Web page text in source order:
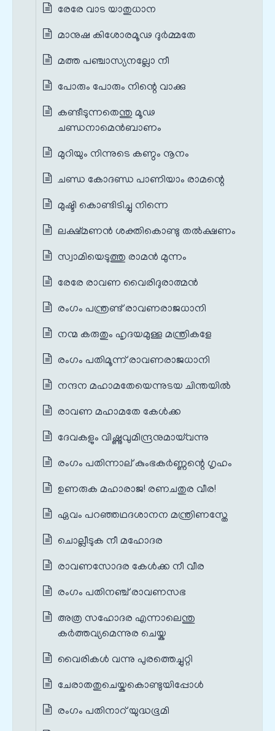
രേരേ വാട യാതുധാന
മാനുഷ കിശോരമൂഢ ദുര്‍മ്മതേ
മത്ത പഞ്ചാസ്യനല്ലോ നീ
പോരും പോരും നിന്റെ വാക്കു
കണ്ടീടുന്നതെന്തു മൂഢ
ചണ്ഡനാമെന്‍ബാണം
മുറിയും നിന്നുടെ കണ്ഠം നൂനം
ചണ്ഡ കോദണ്ഡ പാണിയാം രാമന്റെ
മുഷ്ടി കൊണ്ടിടിച്ചു നിന്നെ
ലക്ഷ്മണൻ ശക്തികൊണ്ടു തൽക്ഷണം
സ്വാമിയെടുത്തു രാമൻ മുന്നം
രേരേ രാവണ വൈരിദുരാത്മൻ
രംഗം പന്ത്രണ്ട് രാവണരാജധാനി
നന്മ കരുതും ഹൃദയമുള്ള മന്ത്രികളേ
രംഗം പതിമൂന്ന് രാവണരാജധാനി
നന്ദന മഹാമതേയെന്നുടയ ചിന്തയിൽ
രാവണ മഹാമതേ കേൾക്ക
ദേവകളും വിഷ്ണുവുമിന്ദ്രനുമായ്‌വന്നു
രംഗം പതിന്നാല് കുംഭകർണ്ണന്റെ ഗൃഹം
ഉണരുക മഹാരാജ! രണചതുര വീര!
ഏവം പറഞ്ഞഥദശാനന മന്ത്രിണസ്തേ
ചൊല്ലീടുക നീ മഹോദര
രാവണസോദര കേൾക്ക നീ വീര
രംഗം പതിനഞ്ച് രാവണസഭ
അത്ര സഹോദര എന്നാലെന്തു
കർത്തവ്യമെന്നുര ചെയ്ക
വൈരികൾ വന്നു പുരത്തെച്ചുറ്റി
ചേരാതതുചെയ്കകൊണ്ടുയിപ്പോൾ
രംഗം പതിനാറ് യുദ്ധഭൂമി